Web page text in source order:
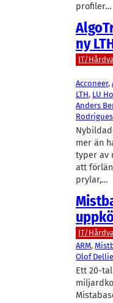
profiler…
ny
IT/
Acconeer,
LTH, LU
Anders
Rodrigues
mer än
typer av
att
prylar,…
IT/
ARM,
Olof
Ett 20-